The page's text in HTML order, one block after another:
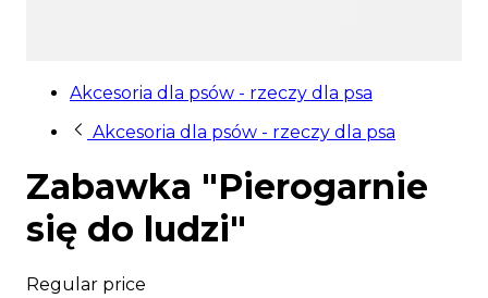
Akcesoria dla psów - rzeczy dla psa
Akcesoria dla psów - rzeczy dla psa
Zabawka "Pierogarnie
się do ludzi"
Regular price